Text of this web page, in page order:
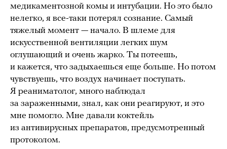
медикаментозной комы и интубации. Но это было
нелегко, я все-таки потерял сознание. Самый
тяжелый момент — начало. В шлеме для
искусственной вентиляции легких шум
оглушающий и очень жарко. Ты потеешь,
и кажется, что задыхаешься еще больше. Но потом
чувствуешь, что воздух начинает поступать.
Я реаниматолог, много наблюдал
за зараженными, знал, как они реагируют, и это
мне помогло. Мне давали коктейль
из антивирусных препаратов, предусмотренный
протоколом.